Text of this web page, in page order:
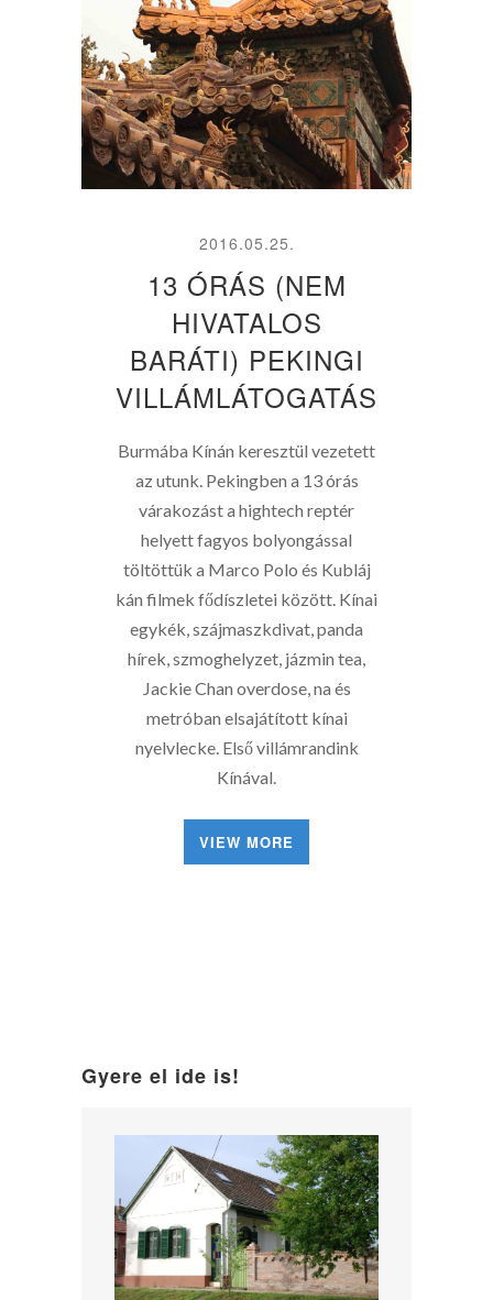
2016.05.25.
13 ÓRÁS (NEM
HIVATALOS
BARÁTI) PEKINGI
VILLÁMLÁTOGATÁS
Burmába Kínán keresztül vezetett
az utunk. Pekingben a 13 órás
várakozást a hightech reptér
helyett fagyos bolyongással
töltöttük a Marco Polo és Kubláj
kán filmek fődíszletei között. Kínai
egykék, szájmaszkdivat, panda
hírek, szmoghelyzet, jázmin tea,
Jackie Chan overdose, na és
metróban elsajátított kínai
nyelvlecke. Első villámrandink
Kínával.
VIEW MORE
Gyere el ide is!